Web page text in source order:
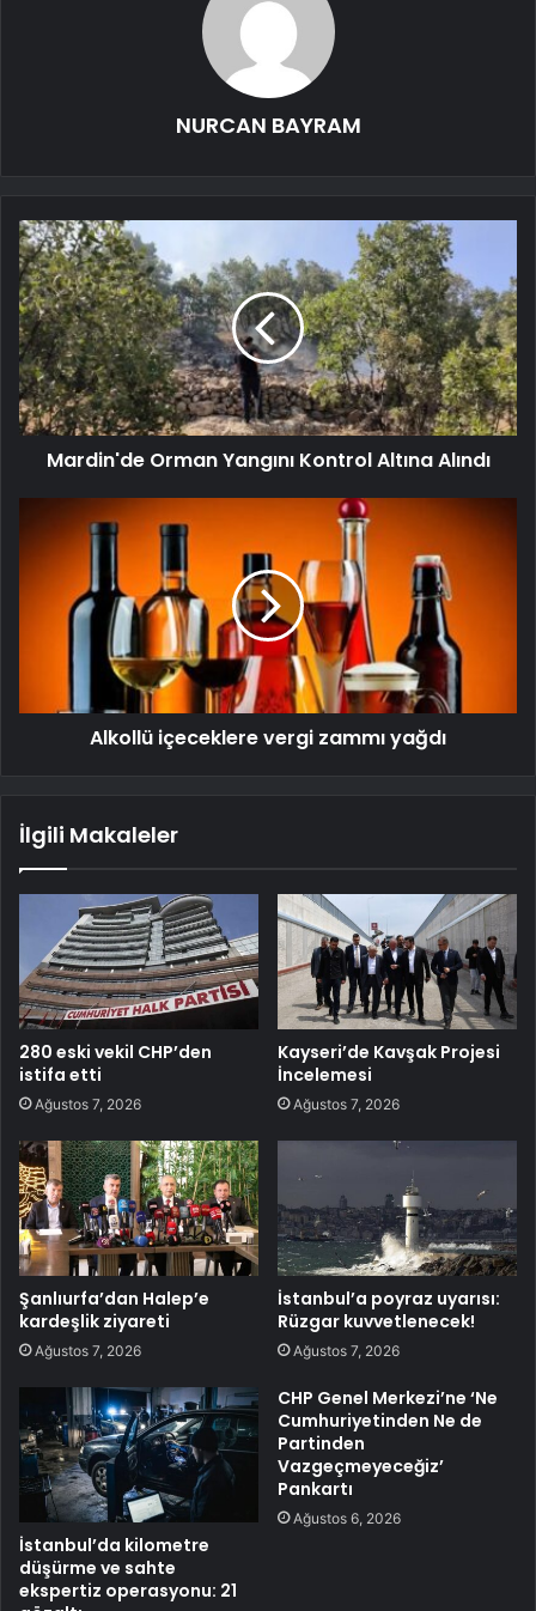
NURCAN BAYRAM
Mardin'de Orman Yangını Kontrol Altına Alındı
Alkollü içeceklere vergi zammı yağdı
İlgili Makaleler
280 eski vekil CHP’den
istifa etti
Ağustos 7, 2026
Kayseri’de Kavşak Projesi
İncelemesi
Ağustos 7, 2026
Şanlıurfa’dan Halep’e
kardeşlik ziyareti
Ağustos 7, 2026
İstanbul’a poyraz uyarısı:
Rüzgar kuvvetlenecek!
Ağustos 7, 2026
İstanbul’da kilometre
düşürme ve sahte
ekspertiz operasyonu: 21
CHP Genel Merkezi’ne ‘Ne
Cumhuriyetinden Ne de
Partinden
Vazgeçmeyeceğiz’
Pankartı
Ağustos 6, 2026